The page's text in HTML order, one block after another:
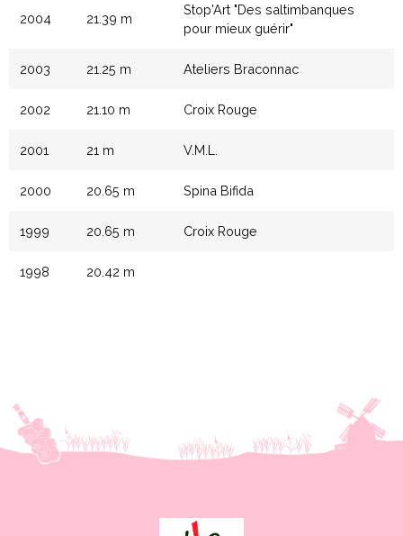
2004 21.39 m
Stop'Art "Des saltimbanques
pour mieux guérir"
2003 21.25 m Ateliers Braconnac
2002 21.10 m Croix Rouge
2001 21 m V.M.L.
2000 20.65 m Spina Bifida
1999 20.65 m Croix Rouge
1998 20.42 m